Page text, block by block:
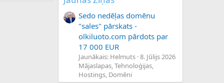
Sedo nedēļas domēnu
"sales" pārskats -
olkiluoto.com pārdots par
17 000 EUR
Jaunākais: Helmuts 8. Jūlijs 2026
Mājaslapas, Tehnoloģijas,
Hostings, Domēni